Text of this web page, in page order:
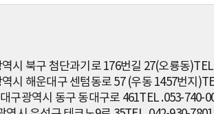
시 북구 첨단과기로 176번길 27(오룡동)
시 해운대구 센텀동로 57 (우동 1457번지)
대구광역시 동구 동대구로 461TEL .053-740-